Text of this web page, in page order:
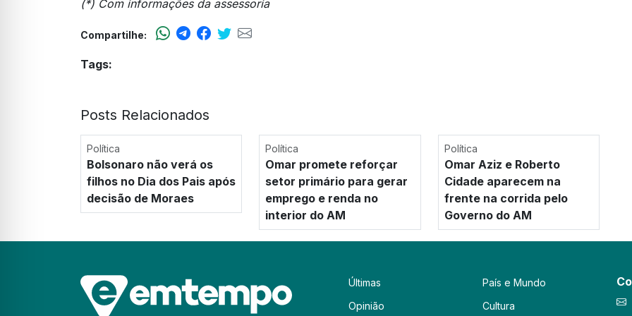
(*) Com informações da assessoria
Compartilhe:
Tags:
Posts Relacionados
Política
Bolsonaro não verá os
filhos no Dia dos Pais após
decisão de Moraes
Política
Omar promete reforçar
setor primário para gerar
emprego e renda no
interior do AM
Política
Omar Aziz e Roberto
Cidade aparecem na
frente na corrida pelo
Governo do AM
Últimas
Opinião
País e Mundo
Cultura